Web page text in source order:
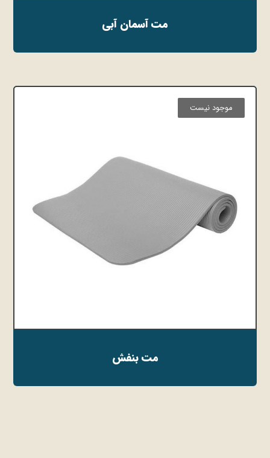
مت آسمان آبی
مت بنفش
موجود نیست